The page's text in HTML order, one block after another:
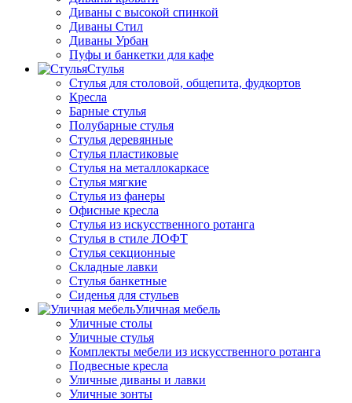
Диваны с высокой спинкой
Диваны Стил
Диваны Урбан
Пуфы и банкетки для кафе
Стулья
Стулья для столовой, общепита, фудкортов
Кресла
Барные стулья
Полубарные стулья
Стулья деревянные
Стулья пластиковые
Стулья на металлокаркасе
Стулья мягкие
Стулья из фанеры
Офисные кресла
Стулья из искусственного ротанга
Стулья в стиле ЛОФТ
Стулья секционные
Складные лавки
Стулья банкетные
Сиденья для стульев
Уличная мебель
Уличные столы
Уличные стулья
Комплекты мебели из искусственного ротанга
Подвесные кресла
Уличные диваны и лавки
Уличные зонты